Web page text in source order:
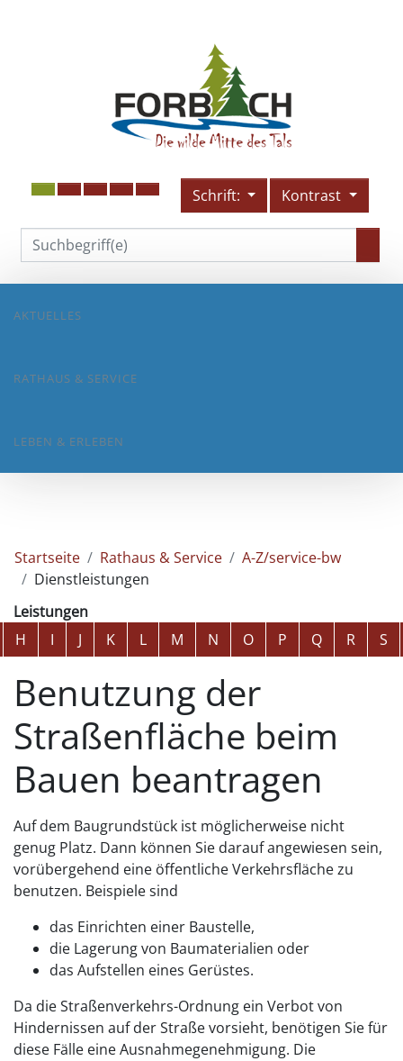
Schrift: Kontrast
AKTUELLES
RATHAUS & SERVICE
LEBEN & ERLEBEN
Startseite Rathaus & Service
A-Z/service-bw
Dienstleistungen
Leistungen
Alphabetisches Register überspringen
H I J K L M N O P Q R S
Benutzung der
Straßenfläche beim
Bauen beantragen
Auf dem Baugrundstück ist möglicherweise nicht
genug Platz. Dann können Sie darauf angewiesen sein,
vorübergehend eine öffentliche Verkehrsfläche zu
benutzen. Beispiele sind
das Einrichten einer Baustelle,
die Lagerung von Baumaterialien oder
das Aufstellen eines Gerüstes.
Da die Straßenverkehrs-Ordnung ein Verbot von
Hindernissen auf der Straße vorsieht, benötigen Sie für
diese Fälle eine Ausnahmegenehmigung. Die